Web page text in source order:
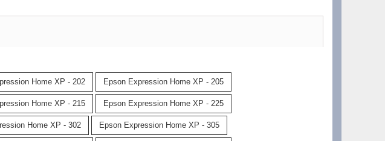
Home XP - 202 Epson Expression Home XP - 205
Home XP - 215 Epson Expression Home XP - 225
Home XP - 302 Epson Expression Home XP - 305